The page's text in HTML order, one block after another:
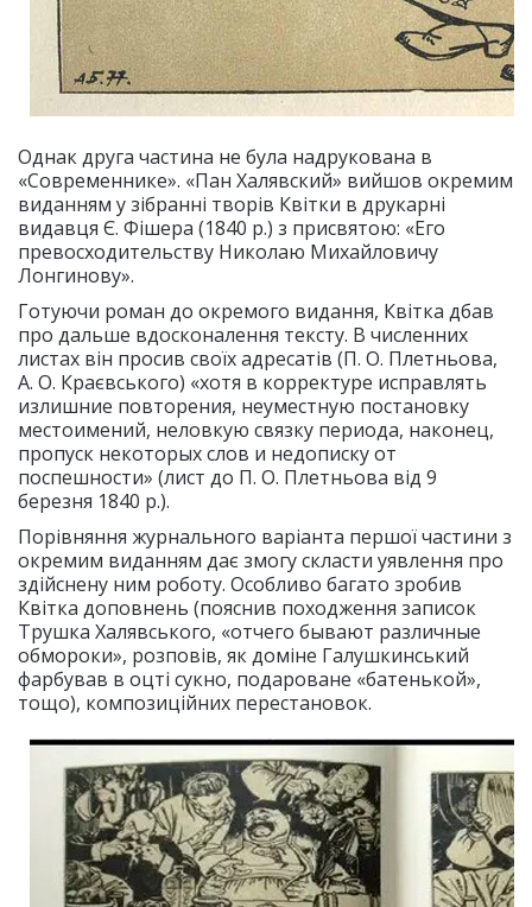
Однак друга частина не була надрукована в
«Современнике». «Пан Халявский» вийшов окремим
виданням у зібранні творів Квітки в друкарні
видавця Є. Фішера (1840 р.) з присвятою: «Его
превосходительству Николаю Михайловичу
Лонгинову».
Готуючи роман до окремого видання, Квітка дбав
про дальше вдосконалення тексту. В численних
листах він просив своїх адресатів (П. О. Плетньова,
А. О. Краєвського) «хотя в корректуре исправлять
излишние повторения, неуместную постановку
местоимений, неловкую связку периода, наконец,
пропуск некоторых слов и недописку от
поспешности» (лист до П. О. Плетньова від 9
березня 1840 р.).
Порівняння журнального варіанта першої частини з
окремим виданням дає змогу скласти уявлення про
здійснену ним роботу. Особливо багато зробив
Квітка доповнень (пояснив походження записок
Трушка Халявського, «отчего бывают различные
обмороки», розповів, як доміне Галушкинський
фарбував в оцті сукно, подароване «батенькой»,
тощо), композиційних перестановок.